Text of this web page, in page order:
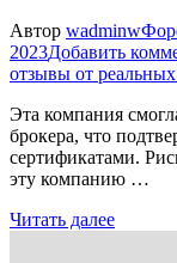
Автор wadminw
2023Добавить
отзывы от
Эта компания
брокера, что
сертификатами.
эту компанию …
Читать далее